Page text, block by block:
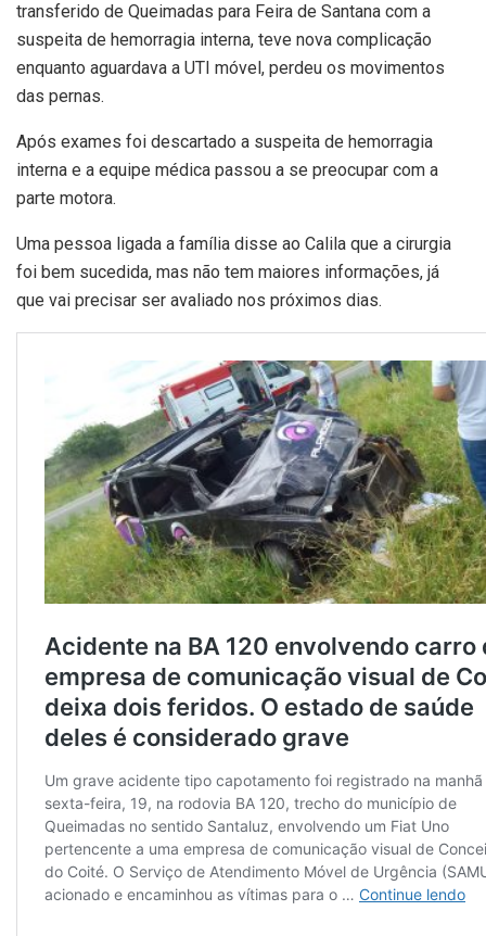
transferido de Queimadas para Feira de Santana com a
suspeita de hemorragia interna, teve nova complicação
enquanto aguardava a UTI móvel, perdeu os movimentos
das pernas.
Após exames foi descartado a suspeita de hemorragia
interna e a equipe médica passou a se preocupar com a
parte motora.
Uma pessoa ligada a família disse ao Calila que a cirurgia
foi bem sucedida, mas não tem maiores informações, já
que vai precisar ser avaliado nos próximos dias.